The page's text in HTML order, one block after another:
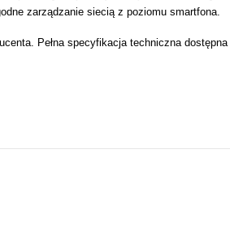
zarządzanie siecią z poziomu smartfona.
Pełna specyfikacja techniczna dostępna